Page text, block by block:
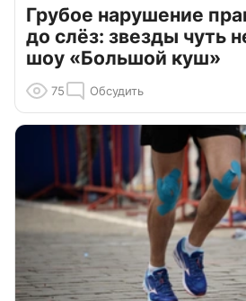
Грубое нарушение
до слёз: звезды чуть
шоу «Большой куш»
75 Обсудить